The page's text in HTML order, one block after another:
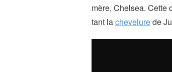
mère, Chelsea. Cette
tant lachevelurede